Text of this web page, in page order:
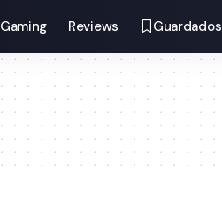
Gaming Reviews Guardados